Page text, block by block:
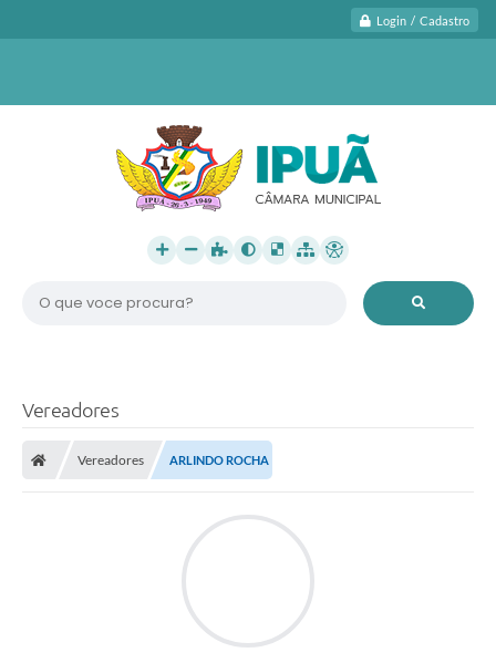
Login / Cadastro
O que voce procura?
Vereadores
Vereadores ARLINDO ROCHA